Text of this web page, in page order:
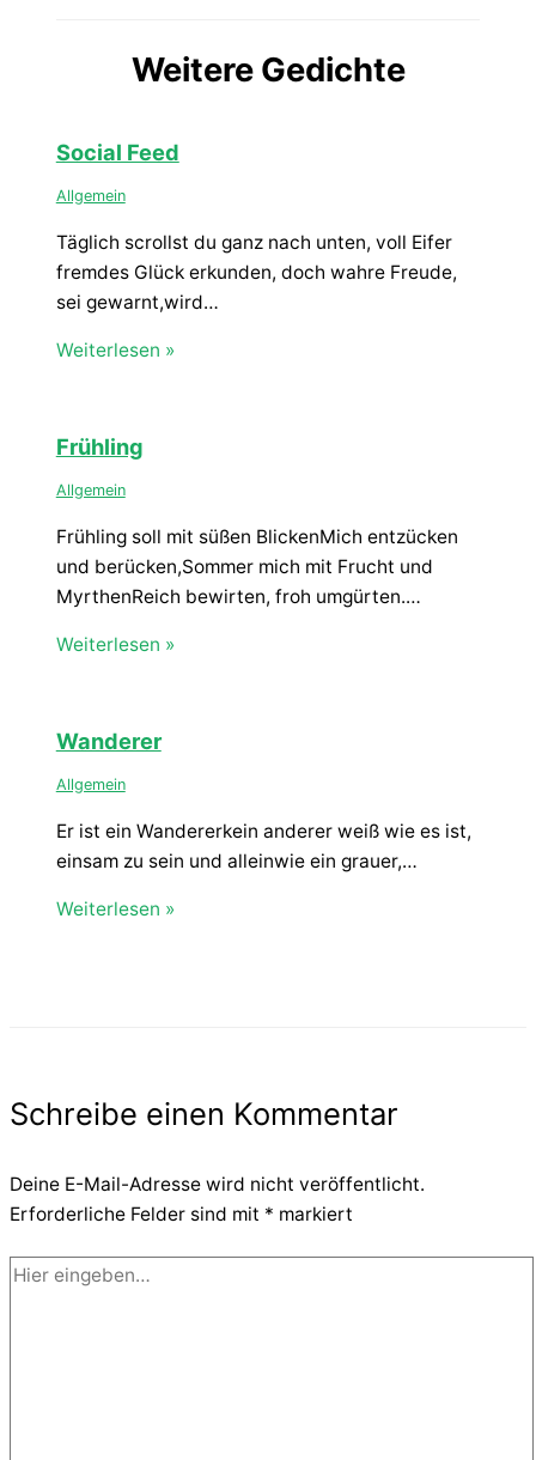
Weitere Gedichte
Social Feed
Allgemein
Täglich scrollst du ganz nach unten, voll Eifer
fremdes Glück erkunden, doch wahre Freude,
sei gewarnt,wird…
Weiterlesen »
Frühling
Allgemein
Frühling soll mit süßen BlickenMich entzücken
und berücken,Sommer mich mit Frucht und
MyrthenReich bewirten, froh umgürten.…
Weiterlesen »
Wanderer
Allgemein
Er ist ein Wandererkein anderer weiß wie es ist,
einsam zu sein und alleinwie ein grauer,…
Weiterlesen »
Schreibe einen Kommentar
Deine E-Mail-Adresse wird nicht veröffentlicht.
Erforderliche Felder sind mit * markiert
Hier